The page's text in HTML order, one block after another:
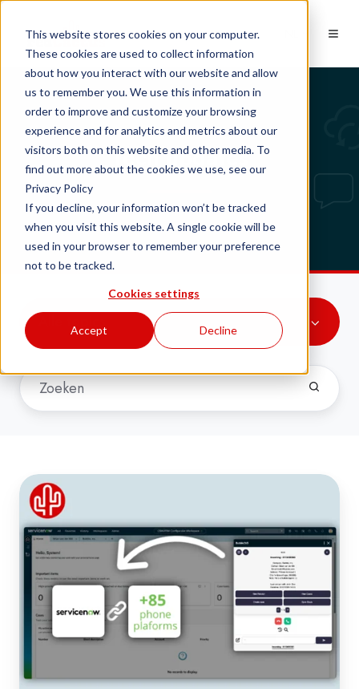
This website stores cookies on your computer.
These cookies are used to collect information
about how you interact with our website and allow
us to remember you. We use this information in
order to improve and customize your browsing
experience and for analytics and metrics about our
visitors both on this website and other media. To
find out more about the cookies we use, see our
Privacy Policy
If you decline, your information won’t be tracked
when you visit this website. A single cookie will be
used in your browser to remember your preference
not to be tracked.
Cookies settings
Accept Decline
Tech updates
Alle topics
Nieuw:
Embedded
telefonie
integratie
ServiceNow